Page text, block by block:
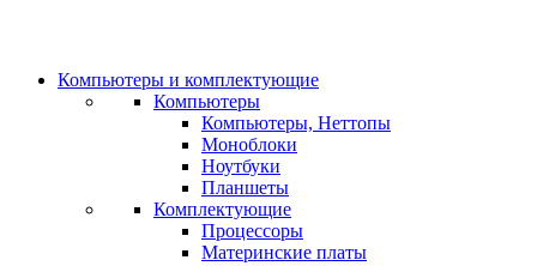
Компьютеры и комплектующие
Компьютеры
Компьютеры, Неттопы
Моноблоки
Ноутбуки
Планшеты
Комплектующие
Процессоры
Материнские платы